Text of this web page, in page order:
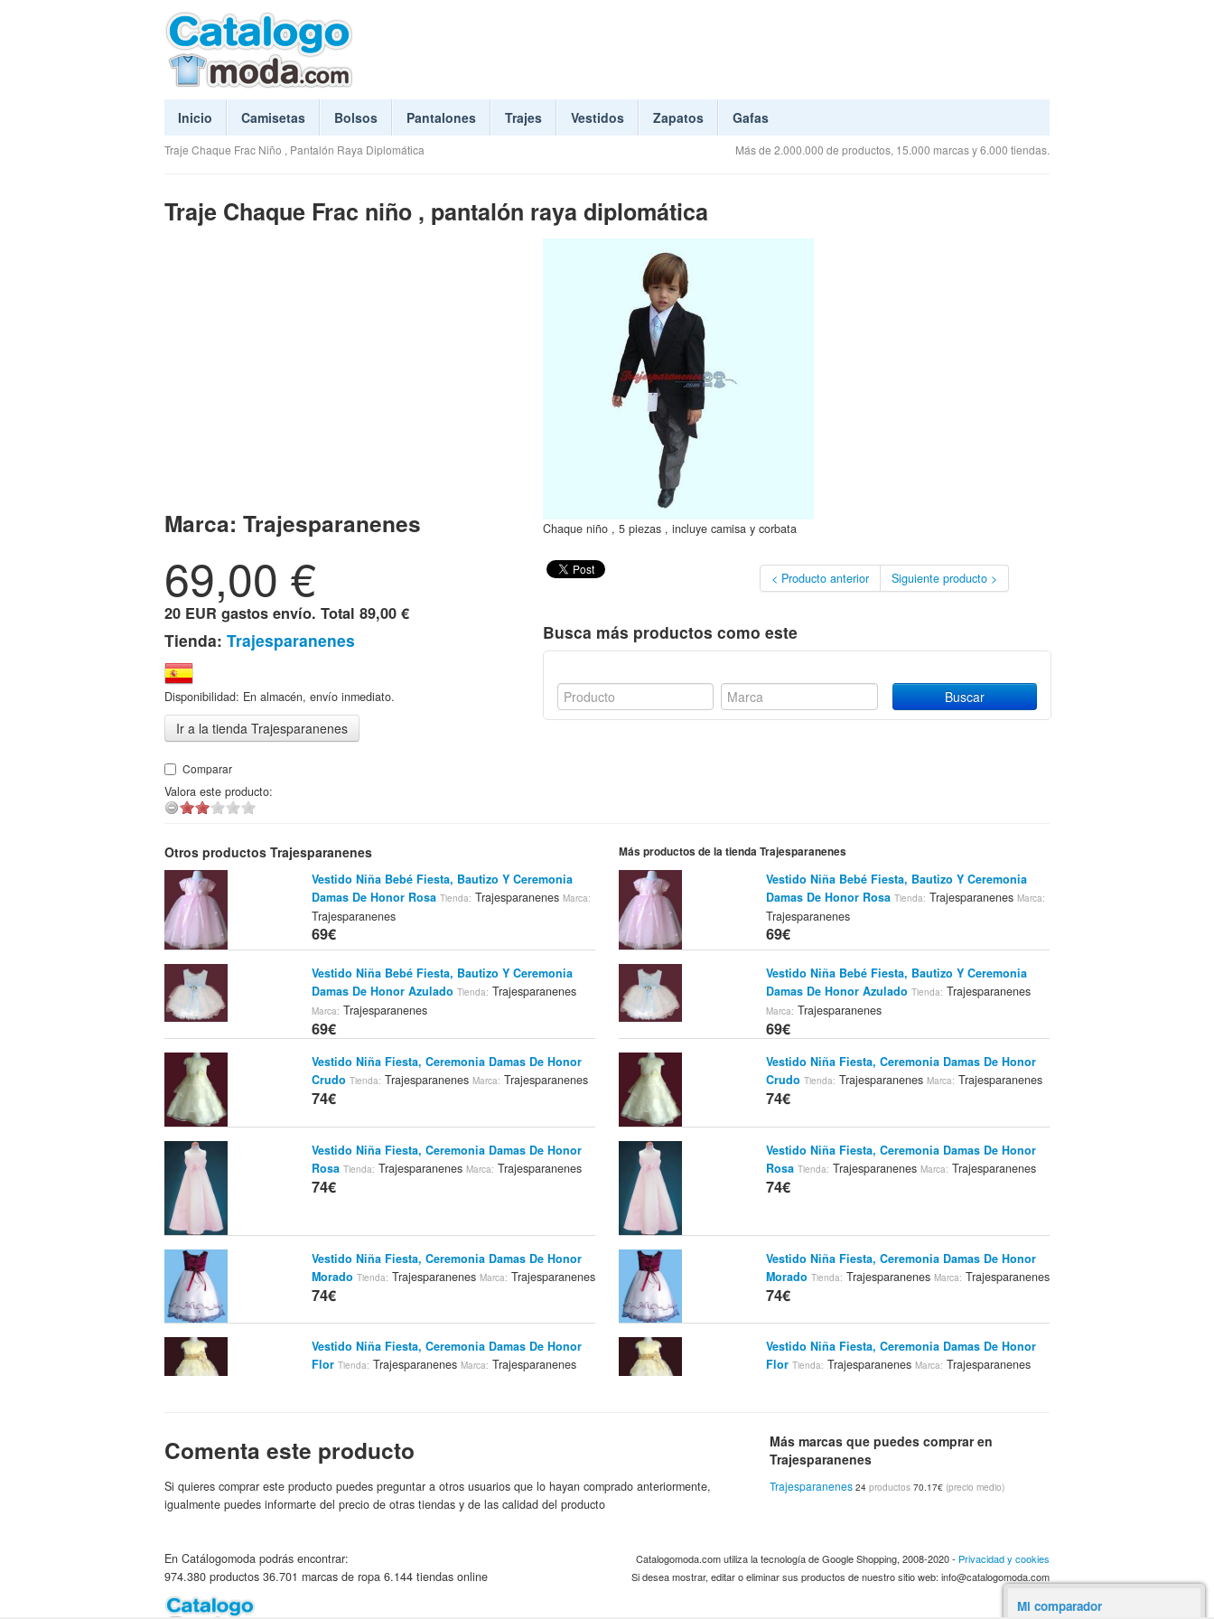
Inicio Camisetas Bolsos Pantalones Trajes Vestidos Zapatos Gafas
Traje Chaque Frac Niño , Pantalón Raya Diplomática Más de 2.000.000 de productos, 15.000 marcas y 6.000 tiendas.
Traje Chaque Frac niño , pantalón raya diplomática
Marca: Trajesparanenes
69,00 €
20 EUR gastos envío. Total 89,00 €
Tienda: Trajesparanenes
Disponibilidad: En almacén, envío inmediato.
Ir a la tienda Trajesparanenes
Comparar
Valora este producto:
Chaque niño , 5 piezas , incluye camisa y corbata
< Producto anterior Siguiente producto >
Busca más productos como este
Otros productos Trajesparanenes
Vestido Niña Bebé Fiesta, Bautizo Y Ceremonia
Damas De Honor Rosa Tienda: TrajesparanenesMarca:
Trajesparanenes
69€
Vestido Niña Bebé Fiesta, Bautizo Y Ceremonia
Damas De Honor Azulado Tienda: Trajesparanenes
Marca: Trajesparanenes
69€
Vestido Niña Fiesta, Ceremonia Damas De Honor
Crudo Tienda: TrajesparanenesMarca: Trajesparanenes
74€
Vestido Niña Fiesta, Ceremonia Damas De Honor
Rosa Tienda: TrajesparanenesMarca: Trajesparanenes
74€
Vestido Niña Fiesta, Ceremonia Damas De Honor
Morado Tienda: TrajesparanenesMarca: Trajesparanenes
74€
Vestido Niña Fiesta, Ceremonia Damas De Honor
Flor Tienda: TrajesparanenesMarca: Trajesparanenes
Más productos de la tienda Trajesparanenes
Vestido Niña Bebé Fiesta, Bautizo Y Ceremonia
Damas De Honor Rosa Tienda: Trajesparanenes Marca:
Trajesparanenes
69€
Vestido Niña Bebé Fiesta, Bautizo Y Ceremonia
Damas De Honor Azulado Tienda: Trajesparanenes
Marca: Trajesparanenes
69€
Vestido Niña Fiesta, Ceremonia Damas De Honor
Crudo Tienda: Trajesparanenes Marca: Trajesparanenes
74€
Vestido Niña Fiesta, Ceremonia Damas De Honor
Rosa Tienda: Trajesparanenes Marca: Trajesparanenes
74€
Vestido Niña Fiesta, Ceremonia Damas De Honor
Morado Tienda: Trajesparanenes Marca: Trajesparanenes
74€
Vestido Niña Fiesta, Ceremonia Damas De Honor
Flor Tienda: Trajesparanenes Marca: Trajesparanenes
Comenta este producto
Si quieres comprar este producto puedes preguntar a otros usuarios que lo hayan comprado anteriormente,
igualmente puedes informarte del precio de otras tiendas y de las calidad del producto
Más marcas que puedes comprar en
Trajesparanenes
Trajesparanenes 24productos 70.17€ (precio medio)
En Catálogomoda podrás encontrar:
974.380 productos 36.701 marcas de ropa 6.144 tiendas online
Catalogomoda.com utiliza la tecnología de Google Shopping, 2008-2020 - Privacidad y cookies
Si desea mostrar, editar o eliminar sus productos de nuestro sitio web: info@catalogomoda.com
Mi comparador